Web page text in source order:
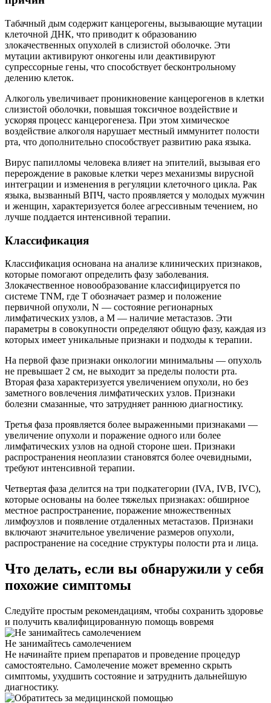
Табачный дым содержит канцерогены, вызывающие мутации
клеточной ДНК, что приводит к образованию
злокачественных опухолей в слизистой оболочке. Эти
мутации активируют онкогены или деактивируют
супрессорные гены, что способствует бесконтрольному
делению клеток.
Алкоголь увеличивает проникновение канцерогенов в клетки
слизистой оболочки, повышая токсичное воздействие и
ускоряя процесс канцерогенеза. При этом химическое
воздействие алкоголя нарушает местный иммунитет полости
рта, что дополнительно способствует развитию рака языка.
Вирус папилломы человека влияет на эпителий, вызывая его
перерождение в раковые клетки через механизмы вирусной
интеграции и изменения в регуляции клеточного цикла. Рак
языка, вызванный ВПЧ, часто проявляется у молодых мужчин
и женщин, характеризуется более агрессивным течением, но
лучше поддается интенсивной терапии.
Классификация
Классификация основана на анализе клинических признаков,
которые помогают определить фазу заболевания.
Злокачественное новообразование классифицируется по
системе TNM, где T обозначает размер и положение
первичной опухоли, N — состояние регионарных
лимфатических узлов, а M — наличие метастазов. Эти
параметры в совокупности определяют общую фазу, каждая из
которых имеет уникальные признаки и подходы к терапии.
На первой фазе признаки онкологии минимальны — опухоль
не превышает 2 см, не выходит за пределы полости рта.
Вторая фаза характеризуется увеличением опухоли, но без
заметного вовлечения лимфатических узлов. Признаки
болезни смазанные, что затрудняет раннюю диагностику.
Третья фаза проявляется более выраженными признаками —
увеличение опухоли и поражение одного или более
лимфатических узлов на одной стороне шеи. Признаки
распространения неоплазии становятся более очевидными,
требуют интенсивной терапии.
Четвертая фаза делится на три подкатегории (IVA, IVB, IVC),
которые основаны на более тяжелых признаках: обширное
местное распространение, поражение множественных
лимфоузлов и появление отдаленных метастазов. Признаки
включают значительное увеличение размеров опухоли,
распространение на соседние структуры полости рта и лица.
Что делать, если вы обнаружили у себя
похожие симптомы
Следуйте простым рекомендациям, чтобы сохранить здоровье
и получить квалифицированную помощь вовремя
Не занимайтесь самолечением
Не начинайте прием препаратов и проведение процедур
самостоятельно. Самолечение может временно скрыть
симптомы, ухудшить состояние и затруднить дальнейшую
диагностику.